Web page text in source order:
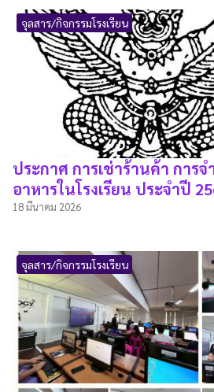
จุลสาร/กิจกรรมโรงเรียน
ประกาศ การเช่าร้านค้า การ
อาหารในโรงเรียน ประจำปี
18 มีนาคม 2026
จุลสาร/กิจกรรมโรงเรียน